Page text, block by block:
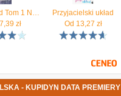
Płonący lód Tom 1 Nieczyste zagranie - Kuczyńska Patrycja, Rępalska Monika
zł
Przyjacielski układ
Od 13,27 zł
- KUPIDYN DATA PREMIERY